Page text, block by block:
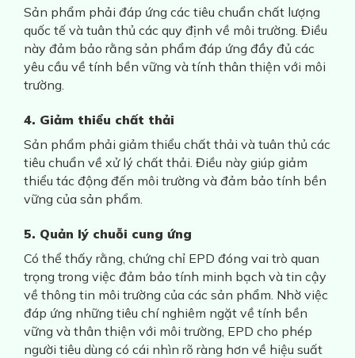
Sản phẩm phải đáp ứng các tiêu chuẩn chất lượng
quốc tế và tuân thủ các quy định về môi trường. Điều
này đảm bảo rằng sản phẩm đáp ứng đầy đủ các
yêu cầu về tính bền vững và tính thân thiện với môi
trường.
4. Giảm thiểu chất thải
Sản phẩm phải giảm thiểu chất thải và tuân thủ các
tiêu chuẩn về xử lý chất thải. Điều này giúp giảm
thiểu tác động đến môi trường và đảm bảo tính bền
vững của sản phẩm.
5. Quản lý chuỗi cung ứng
Có thể thấy rằng, chứng chỉ EPD đóng vai trò quan
trọng trong việc đảm bảo tính minh bạch và tin cậy
về thông tin môi trường của các sản phẩm. Nhờ việc
đáp ứng những tiêu chí nghiêm ngặt về tính bền
vững và thân thiện với môi trường, EPD cho phép
người tiêu dùng có cái nhìn rõ ràng hơn về hiệu suất